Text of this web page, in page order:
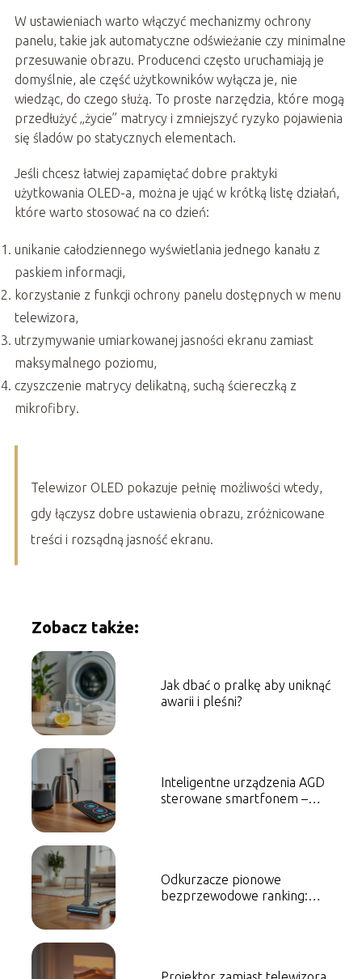
W ustawieniach warto włączyć mechanizmy ochrony
panelu, takie jak automatyczne odświeżanie czy minimalne
przesuwanie obrazu. Producenci często uruchamiają je
domyślnie, ale część użytkowników wyłącza je, nie
wiedząc, do czego służą. To proste narzędzia, które mogą
przedłużyć „życie” matrycy i zmniejszyć ryzyko pojawienia
się śladów po statycznych elementach.
Jeśli chcesz łatwiej zapamiętać dobre praktyki
użytkowania OLED-a, można je ująć w krótką listę działań,
które warto stosować na co dzień:
unikanie całodziennego wyświetlania jednego kanału z
paskiem informacji,
korzystanie z funkcji ochrony panelu dostępnych w menu
telewizora,
utrzymywanie umiarkowanej jasności ekranu zamiast
maksymalnego poziomu,
czyszczenie matrycy delikatną, suchą ściereczką z
mikrofibry.
Telewizor OLED pokazuje pełnię możliwości wtedy,
gdy łączysz dobre ustawienia obrazu, zróżnicowane
treści i rozsądną jasność ekranu.
Zobacz także:
Jak dbać o pralkę aby uniknąć
awarii i pleśni?
Inteligentne urządzenia AGD
sterowane smartfonem –
Odkurzacze pionowe
bezprzewodowe ranking: